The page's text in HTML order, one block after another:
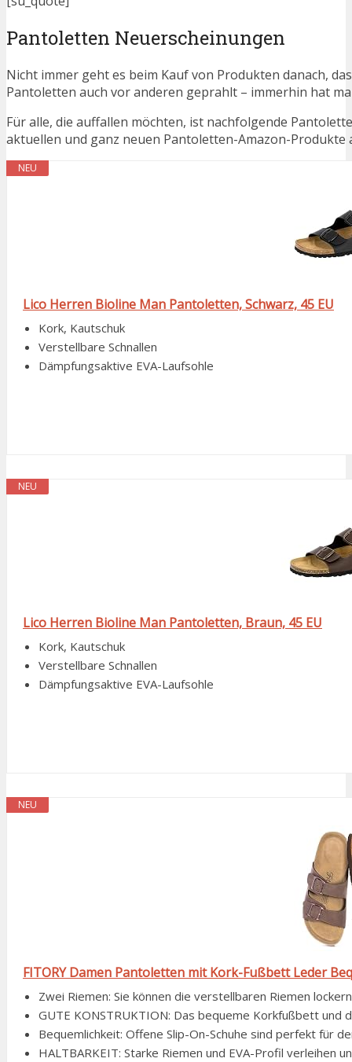
Pantoletten Neuerscheinungen
Nicht immer geht es beim Kauf von Produkten danach,
Pantoletten auch vor anderen geprahlt – immerhin hat
Für alle, die auffallen möchten, ist nachfolgende
aktuellen und ganz neuen Pantoletten-Amazon-Produkte
NEU
Lico Herren Bioline Man Pantoletten, Schwarz, 45 EU
Kork, Kautschuk
Verstellbare Schnallen
Dämpfungsaktive EVA-Laufsohle
NEU
Lico Herren Bioline Man Pantoletten, Braun, 45 EU
Kork, Kautschuk
Verstellbare Schnallen
Dämpfungsaktive EVA-Laufsohle
NEU
FITORY Damen Pantoletten mit Kork-Fußbett Leder
Zwei Riemen: Sie können die verstellbaren Riemen
GUTE KONSTRUKTION: Das bequeme Korkfußbett und
Bequemlichkeit: Offene Slip-On-Schuhe sind perfekt für
HALTBARKEIT: Starke Riemen und EVA-Profil verleihen